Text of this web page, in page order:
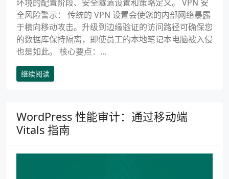
环境的配置阶段、安全隧道设置和策略定义。 VPN 安
全风险警示： 传统的 VPN 设置会使您的内部网络暴露
于横向移动攻击。升级到边缘验证的访问路径可确保您
的数据库保持隔离，即使员工的本地笔记本电脑被入侵
也是如此。 核心要点：...
继续阅读
WordPress 性能审计：通过移动端
Vitals 指南